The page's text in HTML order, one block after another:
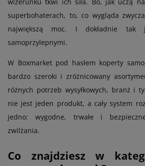
superbohaterach, to, co wygląda
największą moc. I dokładnie tak
samoprzylepnymi.
W Boxmarket pod hasłem koperty
bardzo szeroki i zróżnicowany
różnych potrzeb wysyłkowych, branż i
nie jest jeden produkt, a cały system
jedno: wygodne, trwałe i
zwilżania.
Co znajdziesz w